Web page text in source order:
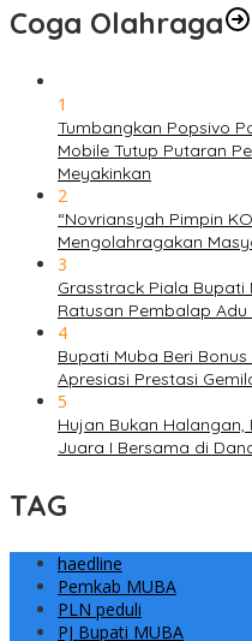
Coga Olahraga
1
Tumbangkan Popsivo
Mobile Tutup Putaran
Meyakinkan
2
“Novriansyah Pimpin
Mengolahragakan
3
Grasstrack Piala Bupati
Ratusan Pembalap Adu
4
Bupati Muba Beri
Apresiasi Prestasi
5
Hujan Bukan
Juara I Bersama di
TAG
haedline
Pemkab MUBA
PLN peduli
PJ Bupati MUBA